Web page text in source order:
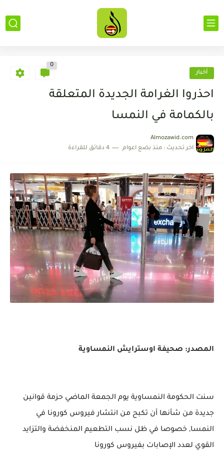
أخبار
0
احذروا الغرامة الجديدة المتعلقة
بالكمامة في النمسا
Almozawid.com
اخر تحديث : منذ بضع اعوام 4 دقائق للقراءة
المصدر: صحيفة اوسترايش النمساوية
سنت الحكومة النمساوية يوم الجمعة الماضي حزمة قوانين
جديدة من شأنها أن تكبح من انتشار فيروس كورونا في
النمسا, خصوصا في ظل نسب التطعيم المنخفضة والتزايد
القوي لعدد الإصابات بفيروس كورونا